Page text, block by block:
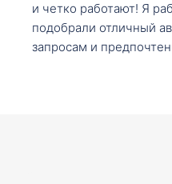
и четко работают! Я
подобрали отличный
запросам и